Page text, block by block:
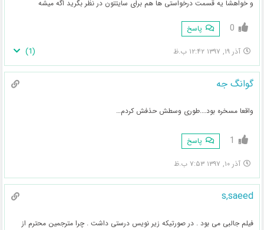
و خواهشا یه قسمت درخواستی ها هم برای سایتتون در نظر بگرید اگه میشه
0 پاسخ
آذر ۱۹, ۱۳۹۷ ۱۲:۴۲ ب.ظ (
1
)
گوانگ جه
واقعا مسخره بود….طوری وسطش حذفش کردم…
1 پاسخ
آذر ۱۰, ۱۳۹۷ ۷:۵۳ ب.ظ
s,saeed
فیلم جالبی می بود . در صورتیکه زیر نویس درستی داشت . چرا مترجمین محترم از